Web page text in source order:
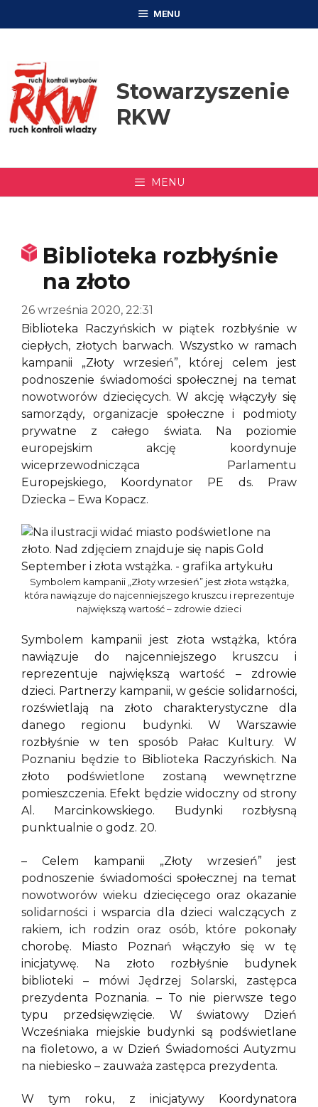
MENU
Stowarzyszenie
RKW
MENU
Biblioteka rozbłyśnie
na złoto
26 września 2020, 22:31
Biblioteka Raczyńskich w piątek rozbłyśnie w
ciepłych, złotych barwach. Wszystko w ramach
kampanii „Złoty wrzesień”, której celem jest
podnoszenie świadomości społecznej na temat
nowotworów dziecięcych. W akcję włączyły się
samorządy, organizacje społeczne i podmioty
prywatne z całego świata. Na poziomie
europejskim akcję koordynuje
wiceprzewodnicząca Parlamentu
Europejskiego, Koordynator PE ds. Praw
Dziecka – Ewa Kopacz.
Symbolem kampanii „Złoty wrzesień” jest złota wstążka,
która nawiązuje do najcenniejszego kruszcu i reprezentuje
największą wartość – zdrowie dzieci
Symbolem kampanii jest złota wstążka, która
nawiązuje do najcenniejszego kruszcu i
reprezentuje największą wartość – zdrowie
dzieci. Partnerzy kampanii, w geście solidarności,
rozświetlają na złoto charakterystyczne dla
danego regionu budynki. W Warszawie
rozbłyśnie w ten sposób Pałac Kultury. W
Poznaniu będzie to Biblioteka Raczyńskich. Na
złoto podświetlone zostaną wewnętrzne
pomieszczenia. Efekt będzie widoczny od strony
Al. Marcinkowskiego. Budynki rozbłysną
punktualnie o godz. 20.
– Celem kampanii „Złoty wrzesień” jest
podnoszenie świadomości społecznej na temat
nowotworów wieku dziecięcego oraz okazanie
solidarności i wsparcia dla dzieci walczących z
rakiem, ich rodzin oraz osób, które pokonały
chorobę. Miasto Poznań włączyło się w tę
inicjatywę. Na złoto rozbłyśnie budynek
biblioteki – mówi Jędrzej Solarski, zastępca
prezydenta Poznania. – To nie pierwsze tego
typu przedsięwzięcie. W światowy Dzień
Wcześniaka miejskie budynki są podświetlane
na fioletowo, a w Dzień Świadomości Autyzmu
na niebiesko – zauważa zastępca prezydenta.
W tym roku, z inicjatywy Koordynatora